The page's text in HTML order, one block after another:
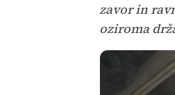
zavor in
oziroma